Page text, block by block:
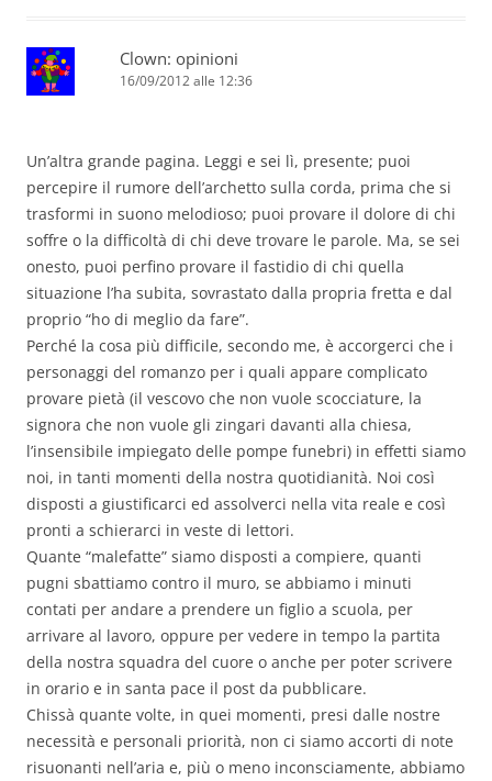
Clown: opinioni
16/09/2012 alle 12:36
Un’altra grande pagina. Leggi e sei lì, presente; puoi
percepire il rumore dell’archetto sulla corda, prima che si
trasformi in suono melodioso; puoi provare il dolore di chi
soffre o la difficoltà di chi deve trovare le parole. Ma, se sei
onesto, puoi perfino provare il fastidio di chi quella
situazione l’ha subita, sovrastato dalla propria fretta e dal
proprio “ho di meglio da fare”.
Perché la cosa più difficile, secondo me, è accorgerci che i
personaggi del romanzo per i quali appare complicato
provare pietà (il vescovo che non vuole scocciature, la
signora che non vuole gli zingari davanti alla chiesa,
l’insensibile impiegato delle pompe funebri) in effetti siamo
noi, in tanti momenti della nostra quotidianità. Noi così
disposti a giustificarci ed assolverci nella vita reale e così
pronti a schierarci in veste di lettori.
Quante “malefatte” siamo disposti a compiere, quanti
pugni sbattiamo contro il muro, se abbiamo i minuti
contati per andare a prendere un figlio a scuola, per
arrivare al lavoro, oppure per vedere in tempo la partita
della nostra squadra del cuore o anche per poter scrivere
in orario e in santa pace il post da pubblicare.
Chissà quante volte, in quei momenti, presi dalle nostre
necessità e personali priorità, non ci siamo accorti di note
risuonanti nell’aria e, più o meno inconsciamente, abbiamo